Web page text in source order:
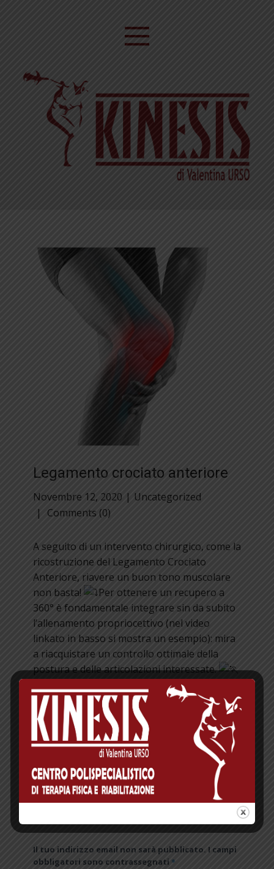
Legamento crociato anteriore
Novembre 12, 2020
Uncategorized
Comments (0)
A seguito di un intervento chirurgico, come la
ricostruzione del Legamento Crociato
Anteriore, riavere un buon tono muscolare
non basta!
Per ottenere un recupero a
360° è fondamentale integrare sin da subito
l’allenamento propriocettivo (nel video
linkato in basso si mostra un esempio): mira
a riacquistare un controllo ottimale della
postura e delle articolazioni interessate.
https://fb.watch/2VChMzFatk/
https://www.facebook.com/Kinesis.Grottaglie
/videos/2499669793600752/
Lascia un commento
Il tuo indirizzo email non sarà pubblicato. I campi
obbligatori sono contrassegnati *